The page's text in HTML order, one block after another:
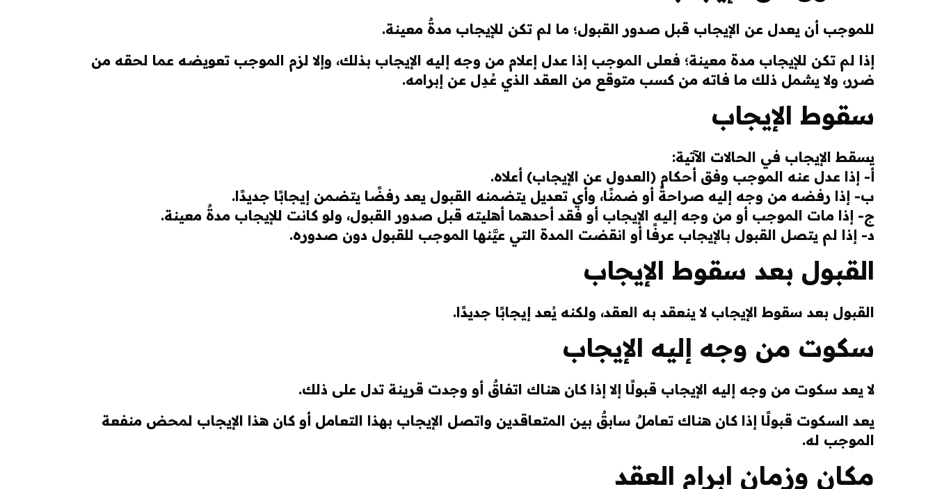
للموجب أن يعدل عن الإيجاب قبل صدور القبول؛ ما لم تكن للإيجاب مدةٌ معينة.
إذا لم تكن للإيجاب مدة معينة؛ فعلى الموجب إذا عدل إعلام من وجه إليه الإيجاب بذلك، وإلا لزم الموجب تعويضه عما لحقه من
ضرر، ولا يشمل ذلك ما فاته من كسب متوقع من العقد الذي عُدِل عن إبرامه.
سقوط الإيجاب
يسقط الإيجاب في الحالات الآتية:
أ- إذا عدل عنه الموجب وفق أحكام (العدول عن الإيجاب) أعلاه.
ب- إذا رفضه من وجه إليه صراحةً أو ضمنًا، وأي تعديل يتضمنه القبول يعد رفضًا يتضمن إيجابًا جديدًا.
ج- إذا مات الموجب أو من وجه إليه الإيجاب أو فقد أحدهما أهليته قبل صدور القبول، ولو كانت للإيجاب مدةٌ معينة.
د- إذا لم يتصل القبول بالإيجاب عرفًا أو انقضت المدة التي عيَّنها الموجب للقبول دون صدوره.
القبول بعد سقوط الإيجاب
القبول بعد سقوط الإيجاب لا ينعقد به العقد، ولكنه يُعد إيجابًا جديدًا.
سكوت من وجه إليه الإيجاب
لا يعد سكوت من وجه إليه الإيجاب قبولًا إلا إذا كان هناك اتفاقٌ أو وجدت قرينة تدل على ذلك.
يعد السكوت قبولًا إذا كان هناك تعاملٌ سابقٌ بين المتعاقدين واتصل الإيجاب بهذا التعامل أو كان هذا الإيجاب لمحض منفعة
الموجب له.
مكان وزمان ابرام العقد